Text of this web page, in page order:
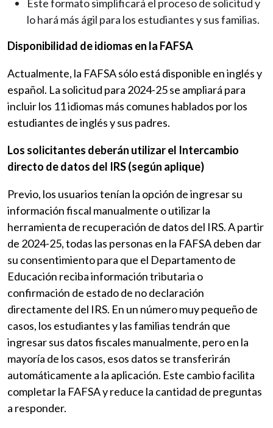
Este formato simplificará el proceso de solicitud y
lo hará más ágil para los estudiantes y sus familias.
Disponibilidad de idiomas en la FAFSA
Actualmente, la FAFSA sólo está disponible en inglés y
español. La solicitud para 2024-25 se ampliará para
incluir los 11 idiomas más comunes hablados por los
estudiantes de inglés y sus padres.
Los solicitantes deberán utilizar el Intercambio
directo de datos del IRS (según aplique)
Previo, los usuarios tenían la opción de ingresar su
información fiscal manualmente o utilizar la
herramienta de recuperación de datos del IRS. A partir
de 2024-25, todas las personas en la FAFSA deben dar
su consentimiento para que el Departamento de
Educación reciba información tributaria o
confirmación de estado de no declaración
directamente del IRS. En un número muy pequeño de
casos, los estudiantes y las familias tendrán que
ingresar sus datos fiscales manualmente, pero en la
mayoría de los casos, esos datos se transferirán
automáticamente a la aplicación. Este cambio facilita
completar la FAFSA y reduce la cantidad de preguntas
a responder.